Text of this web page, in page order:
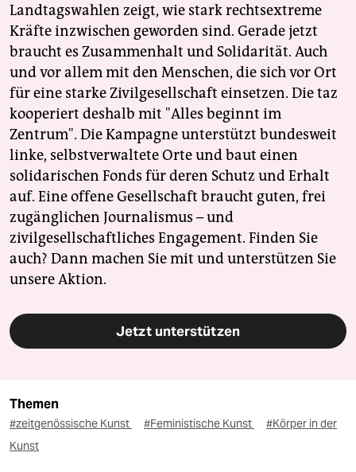
Landtagswahlen zeigt, wie stark rechtsextreme
Kräfte inzwischen geworden sind. Gerade jetzt
braucht es Zusammenhalt und Solidarität. Auch
und vor allem mit den Menschen, die sich vor Ort
für eine starke Zivilgesellschaft einsetzen. Die taz
kooperiert deshalb mit "Alles beginnt im
Zentrum". Die Kampagne unterstützt bundesweit
linke, selbstverwaltete Orte und baut einen
solidarischen Fonds für deren Schutz und Erhalt
auf. Eine offene Gesellschaft braucht guten, frei
zugänglichen Journalismus – und
zivilgesellschaftliches Engagement. Finden Sie
auch? Dann machen Sie mit und unterstützen Sie
unsere Aktion.
Jetzt unterstützen
Themen
#zeitgenössische Kunst #Feministische Kunst
#Körper in der
Kunst